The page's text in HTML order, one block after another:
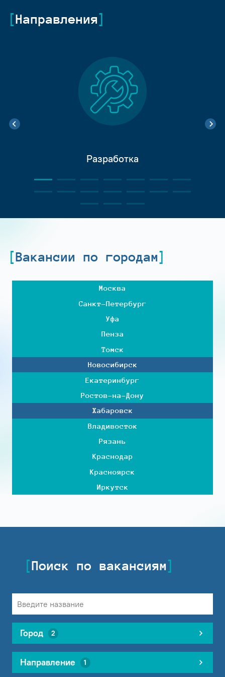
Направления
Разработка
Вакансии по городам
Москва
Санкт-Петербург
Уфа
Пенза
Томск
Новосибирск
Екатеринбург
Ростов-на-Дону
Хабаровск
Владивосток
Рязань
Краснодар
Красноярск
Иркутск
Поиск по вакансиям
Город 2
Направление 1